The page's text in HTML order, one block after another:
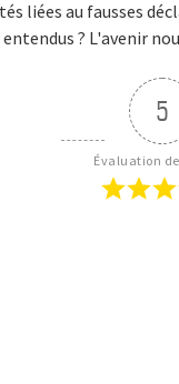
liées au fausses
? L'avenir
5
Évaluation